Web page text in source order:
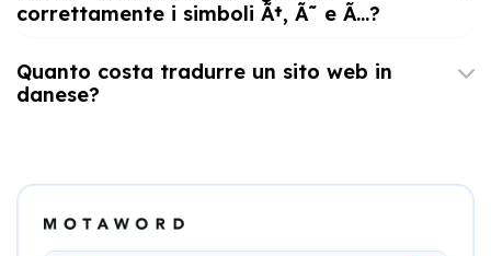
correttamente i simboli Ã†, Ã˜ e Ã…?
Quanto costa tradurre un sito web in
danese?